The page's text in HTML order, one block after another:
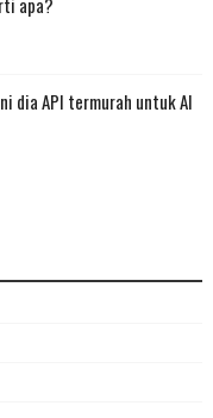
dia API termurah untuk AI